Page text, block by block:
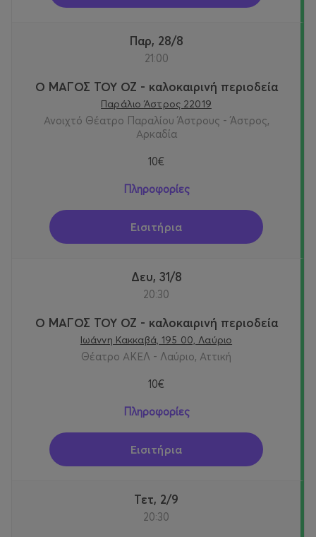
Παρ, 28/8
21:00
Ο ΜΑΓΟΣ ΤΟΥ ΟΖ - καλοκαιρινή περιοδεία
Παράλιο Άστρος 22019
Ανοιχτό Θέατρο Παραλίου Άστρους - Άστρος,
Αρκαδία
10€
Πληροφορίες
Εισιτήρια
Δευ, 31/8
20:30
Ο ΜΑΓΟΣ ΤΟΥ ΟΖ - καλοκαιρινή περιοδεία
Ιωάννη Κακκαβά, 195 00, Λαύριο
Θέατρο ΑΚΕΛ - Λαύριο, Αττική
10€
Πληροφορίες
Εισιτήρια
Τετ, 2/9
20:30